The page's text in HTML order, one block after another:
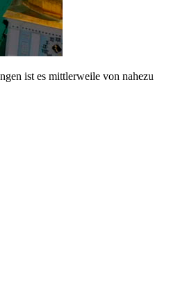
ist es mittlerweile von nahezu